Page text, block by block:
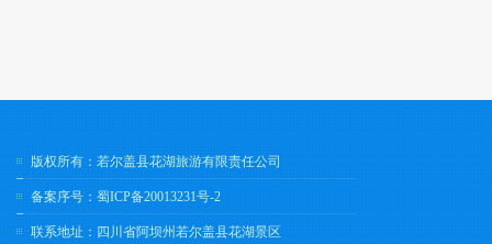
版权所有：若尔盖县花湖旅游有限责任公司
备案序号： 蜀ICP备20013231号-2
联系地址：四川省阿坝州若尔盖县花湖景区